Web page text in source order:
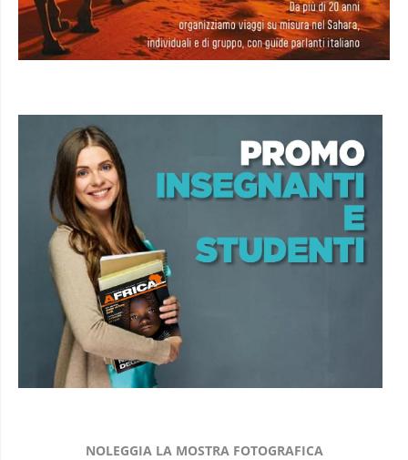
NOLEGGIA LA MOSTRA FOTOGRAFICA